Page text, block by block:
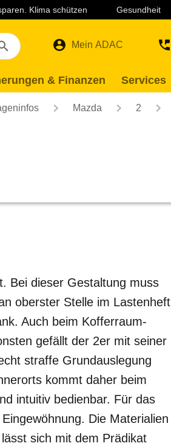
Klima schützen Gesundheit
Mein ADAC
& Finanzen Services
Mazda 2
Bei dieser Gestaltung muss
oberster Stelle im Lastenheft
Auch beim Kofferraum-
gefällt der 2er mit seiner
straffe Grundauslegung
kommt daher beim
intuitiv bedienbar. Für das
Die Materialien
sich mit dem Prädikat